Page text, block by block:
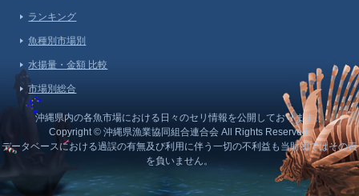
ランキング
魚種別市場別
水揚量・金額 比較
市場別総合
沖縄県内の各魚市場における日々のセリ情報を公開しております。
Copyright © 沖縄県漁業協同組合連合会 All Rights Reserved.
データベースにおける過誤の有無及び利用に伴う一切の不利益も当財団ではその責
を負いません。